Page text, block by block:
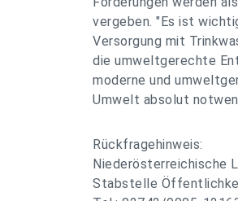
vergeben. "Es ist
Versorgung mit
die umweltgerechte
moderne und
Umwelt absolut
Rückfragehinweis:
Niederösterreichische
Stabstelle